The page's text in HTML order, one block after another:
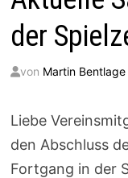
der
von Martin Bentlage
Liebe
den Abschluss
Fortgang in der